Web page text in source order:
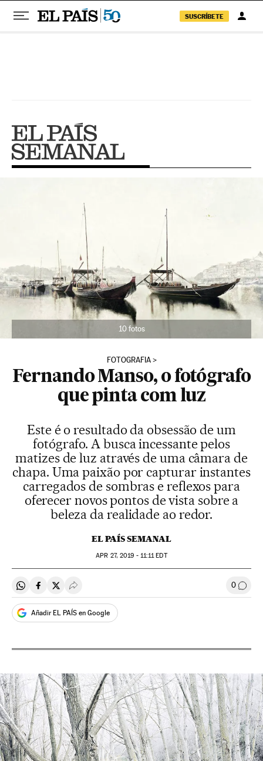
SUSCRÍBETE
10 fotos
FOTOGRAFIA
Fernando Manso, o fotógrafo
que pinta com luz
Este é o resultado da obsessão de um
fotógrafo. A busca incessante pelos
matizes de luz através de uma câmara de
chapa. Uma paixão por capturar instantes
carregados de sombras e reflexos para
oferecer novos pontos de vista sobre a
beleza da realidade ao redor.
EL PAÍS SEMANAL
APR 27, 2019 - 11:11EDT
Compartir en Whatsapp
Compartir en Facebook
Compartir en Twitter
Desplegar Redes Sociales 0
Añadir EL PAÍS en Google